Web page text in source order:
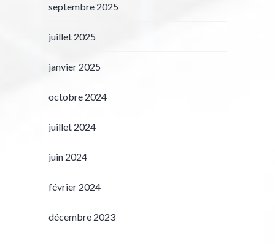
septembre 2025
juillet 2025
janvier 2025
octobre 2024
juillet 2024
juin 2024
février 2024
décembre 2023